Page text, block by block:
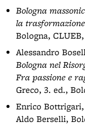
Bologna
la trasformazione
Bologna,
Alessandro
Bologna nel
Fra passione e
Greco, 3. ed.,
Enrico Bottrigari,
Aldo Berselli,